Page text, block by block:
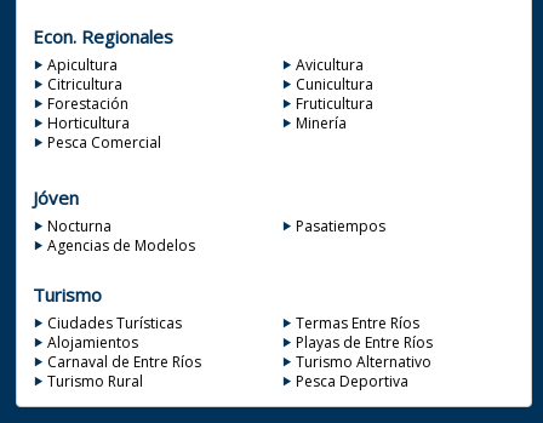
Econ. Regionales
Apicultura
Avicultura
Citricultura
Cunicultura
Forestación
Fruticultura
Horticultura
Minería
Pesca Comercial
Jóven
Nocturna
Pasatiempos
Agencias de Modelos
Turismo
Ciudades Turísticas
Termas Entre Ríos
Alojamientos
Playas de Entre Ríos
Carnaval de Entre Ríos
Turismo Alternativo
Turismo Rural
Pesca Deportiva